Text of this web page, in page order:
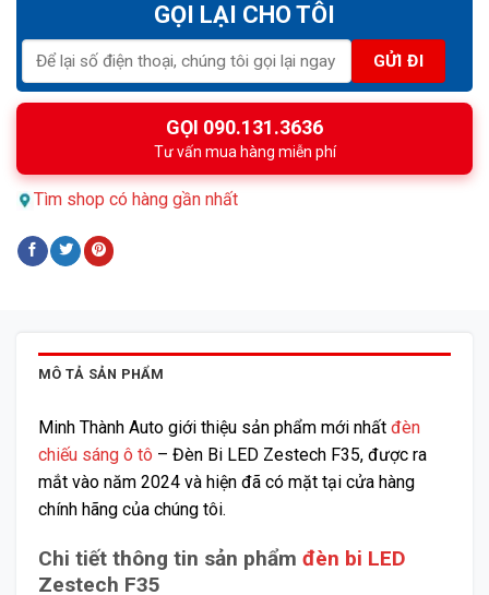
GỌI LẠI CHO TÔI
GỌI 090.131.3636
Tư vấn mua hàng miễn phí
Tìm shop có hàng gần nhất
MÔ TẢ SẢN PHẨM
Minh Thành Auto giới thiệu sản phẩm mới nhất đèn
chiếu sáng ô tô – Đèn Bi LED Zestech F35, được ra
mắt vào năm 2024 và hiện đã có mặt tại cửa hàng
chính hãng của chúng tôi.
Chi tiết thông tin sản phẩm đèn bi LED
Zestech F35